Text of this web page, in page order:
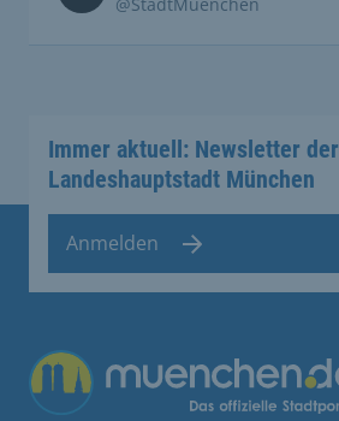
Immer aktuell: Newsletter der
Landeshauptstadt München
Anmelden
Übergreifende Links